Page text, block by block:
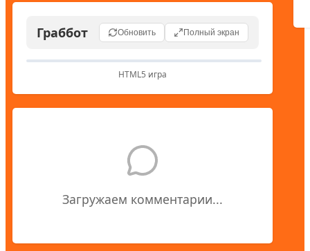
Граббот Обновить Полный экран
HTML5 игра
Загружаем комментарии...